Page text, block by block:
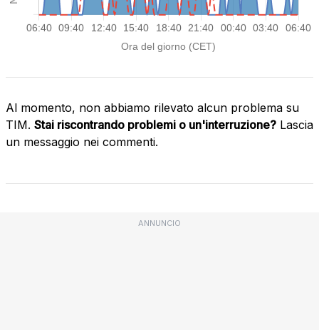
Al momento, non abbiamo rilevato alcun problema su
TIM. Stai riscontrando problemi o un'interruzione? Lascia
un messaggio nei commenti.
ANNUNCIO